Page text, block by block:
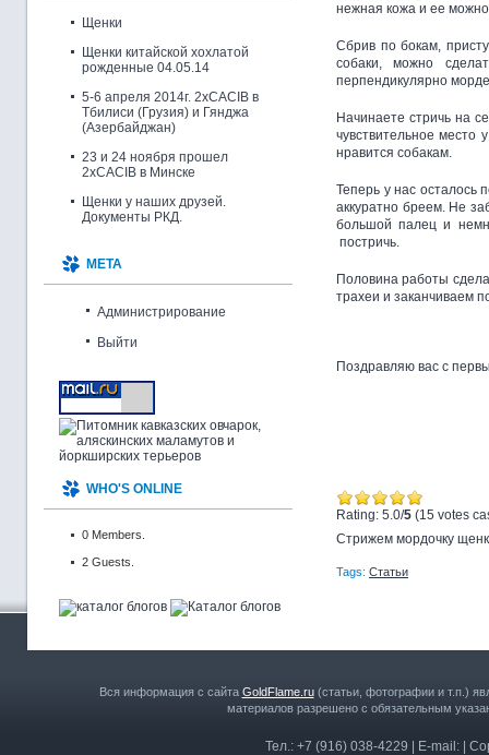
Щенки
Щенки китайской хохлатой
рожденные 04.05.14
5-6 апреля 2014г. 2xCACIB в
Тбилиси (Грузия) и Гянджа
(Азербайджан)
23 и 24 ноября прошел
2xCACIB в Минске
Щенки у наших друзей.
Документы РКД.
МЕТА
Администрирование
Выйти
WHO'S ONLINE
0 Members.
2 Guests.
нежная кожа и ее
Сбрив по бокам,
собаки, можно
перпендикулярно
Начинаете стричь на
чувствительное
нравится собакам.
Теперь у нас осталось
аккуратно бреем. Не
большой палец и
постричь.
Половина работы
трахеи и заканчиваем
Поздравляю вас с
Rating: 5.0/5 (15 votes
Стрижем мордочку
Tags: Статьи
Вся информация с сайта GoldFlame.ru(статьи, фотографии и т.п.)
материалов разрешено с обязательным
Тел.: +7 (916) 038-4229 | E-mail: |